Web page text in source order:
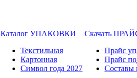
Каталог УПАКОВКИ
Текстильная
Картонная
Символ года 2027
Скачать
Прайс
Прайс
Составы